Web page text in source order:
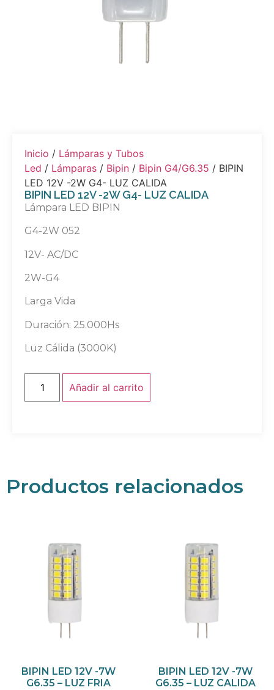
Inicio / Lámparas y Tubos
Led / Lámparas / Bipin / Bipin G4/G6.35 / BIPIN
LED 12V -2W G4- LUZ CALIDA
BIPIN LED 12V -2W G4- LUZ CALIDA
Lámpara LED BIPIN
G4-2W 052
12V- AC/DC
2W-G4
Larga Vida
Duración: 25.000Hs
Luz Cálida (3000K)
Añadir al carrito
Productos relacionados
BIPIN LED 12V -7W
G6.35 – LUZ FRIA
BIPIN LED 12V -7W
G6.35 – LUZ CALIDA